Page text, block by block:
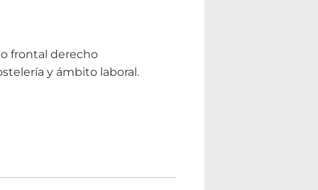
frontal derecho
y ámbito laboral.